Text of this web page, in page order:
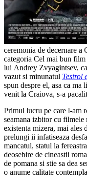
ceremonia de decernare a
categoria Cel mai bun
lui Andrey Zvyagintsev,
vazut si minunatul Testrol
spun despre el, asa ca ma
venit la Craiova, s-a
Primul lucru pe care l-am
seamana izbitor cu
existenta mizera, mai ales
prelungi ii infatiseaza
mancatul, statul la
deosebire de cineastii
de pomana si stie sa dea
o anume calitate